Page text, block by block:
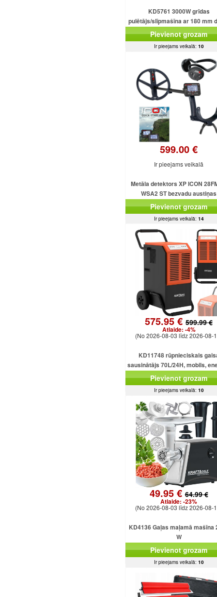
KD5761 3000W grīdas
pulētājs/slīpmašīna ar 180 mm
Pievienot grozam
Ir pieejams veikalā: 10
599.00 €
Ir pieejams veikalā
Metāla detektors XP ICON
WSA2 ST bezvadu austiņas
Pievienot grozam
Ir pieejams veikalā: 14
575.95 € 599.99 €
Atlaide: -4%
(No 2026-08-03 līdz 2026-08-
KD11748 rūpnieciskais
sausinātājs 70L/24H, mobils,
taupošs, 920W, 5.5L
Pievienot grozam
Ir pieejams veikalā: 10
49.95 €64.99 €
Atlaide: -23%
(No 2026-08-03 līdz 2026-08-
KD4136 Gaļas maļamā mašīna
W
Pievienot grozam
Ir pieejams veikalā: 10